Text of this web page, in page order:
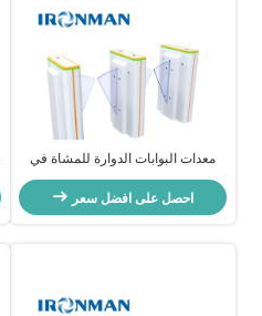
معدات البوابات الدوارة للمشاة في
الأماكن الخارجية، بوابة دوارة ذات ذراع
دوار للبيئات النهائية
احصل على افضل سعر